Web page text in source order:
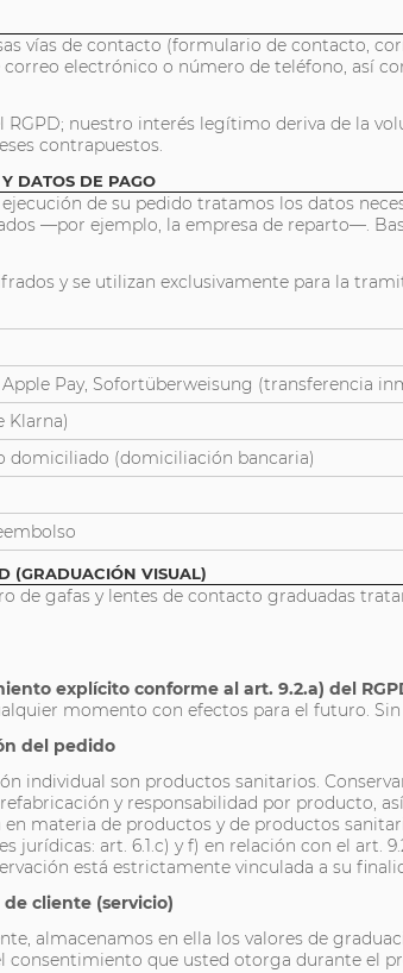
vías de contacto (formulario de contacto,
electrónico o número de teléfono, así
RGPD; nuestro interés legítimo deriva de la
contrapuestos.
DATOS DE PAGO
de su pedido tratamos los datos
—por ejemplo, la empresa de reparto—.
y se utilizan exclusivamente para la
Pay, Sofortüberweisung (transferencia
Klarna)
domiciliado (domiciliación bancaria)
(GRADUACIÓN VISUAL)
de gafas y lentes de contacto graduadas
explícito conforme al art. 9.2.a) del
momento con efectos para el futuro.
del pedido
individual son productos sanitarios.
y responsabilidad por producto,
materia de productos y de productos
jurídicas: art. 6.1.c) y f) en relación con el
está estrictamente vinculada a su
cliente (servicio)
almacenamos en ella los valores de
consentimiento que usted otorga durante el